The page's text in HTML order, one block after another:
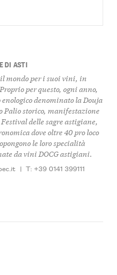
DI ASTI
mondo per i suoi vini, in
per questo, ogni anno,
denominato la Douja
Palio storico, manifestazione
delle sagre astigiane,
dove oltre 40 pro loco
le loro specialità
da vini DOCG astigiani.
| T: +39 0141 399111